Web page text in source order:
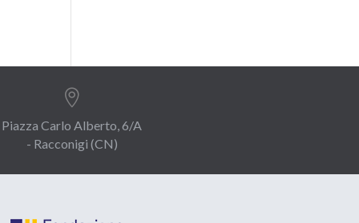

Piazza Carlo Alberto, 6/A
- Racconigi (CN)